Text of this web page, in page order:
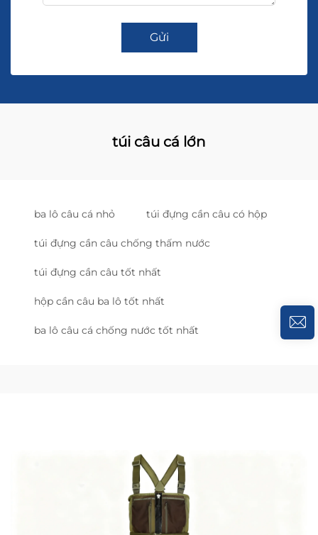
Gửi
túi câu cá lớn
ba lô câu cá nhỏ túi đựng cần câu có hộp
túi đựng cần câu chống thấm nước
túi đựng cần câu tốt nhất
hộp cần câu ba lô tốt nhất
ba lô câu cá chống nước tốt nhất